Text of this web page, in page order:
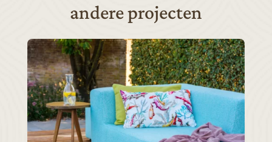
andere projecten